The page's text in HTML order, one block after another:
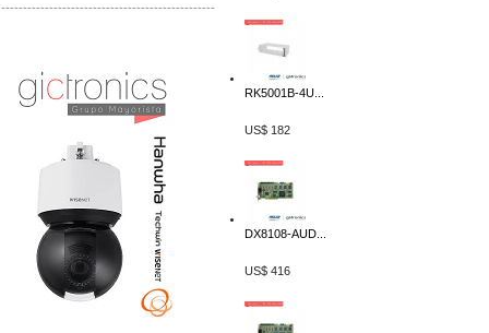
-------------------------------------------------
RK5001B-4U...
US$ 182
DX8108-AUD...
US$ 416